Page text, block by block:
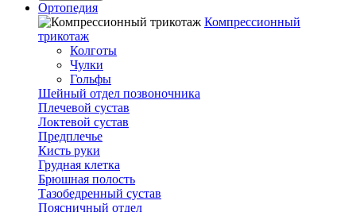
Ортопедия
Компрессионный
трикотаж
Колготы
Чулки
Гольфы
Шейный отдел позвоночника
Плечевой сустав
Локтевой сустав
Предплечье
Кисть руки
Грудная клетка
Брюшная полость
Тазобедренный сустав
Поясничный отдел